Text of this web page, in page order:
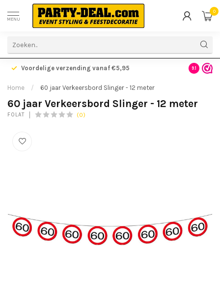
MENU
0
Voordelige verzending vanaf €5,95 Gratis
9.1
Home / 60 jaar Verkeersbord Slinger - 12 meter
60 jaar Verkeersbord Slinger - 12 meter
FOLAT (0)